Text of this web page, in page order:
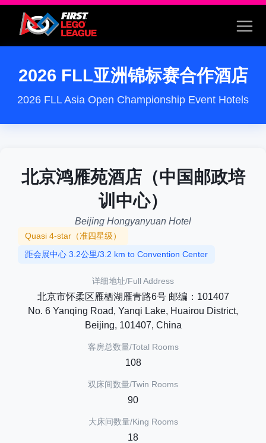
2026 FLL亚洲锦标赛合作酒店
2026 FLL Asia Open Championship Event Hotels
北京鸿雁苑酒店（中国邮政培
训中心）
Beijing Hongyanyuan Hotel
Quasi 4-star（准四星级）
距会展中心 3.2公里/3.2 km to Convention Center
详细地址/Full Address
北京市怀柔区雁栖湖雁青路6号 邮编：101407
No. 6 Yanqing Road, Yanqi Lake, Huairou District,
Beijing, 101407, China
客房总数量/Total Rooms
108
双床间数量/Twin Rooms
90
大床间数量/King Rooms
18